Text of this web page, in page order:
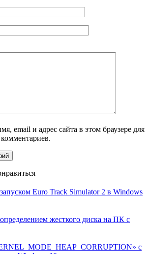
email и адрес сайта в этом браузере для
Euro Track Simulator 2 в Windows
жесткого диска на ПК с
с